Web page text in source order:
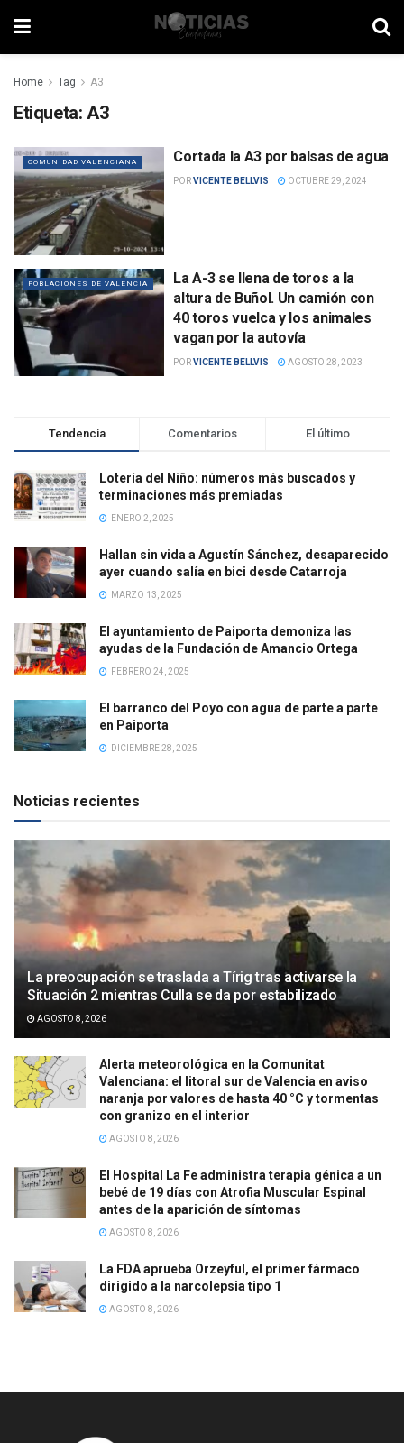
Home Tag A3
Etiqueta: A3
COMUNIDAD VALENCIANA Cortada la A3 por balsas de agua
PORVICENTE BELLVIS OCTUBRE 29, 2024
POBLACIONES DE VALENCIA
La A-3 se llena de toros a la
altura de Buñol. Un camión con
40 toros vuelca y los animales
vagan por la autovía
PORVICENTE BELLVIS AGOSTO 28, 2023
Tendencia Comentarios El último
Lotería del Niño: números más buscados y
terminaciones más premiadas
ENERO 2, 2025
Hallan sin vida a Agustín Sánchez, desaparecido
ayer cuando salía en bici desde Catarroja
MARZO 13, 2025
El ayuntamiento de Paiporta demoniza las
ayudas de la Fundación de Amancio Ortega
FEBRERO 24, 2025
El barranco del Poyo con agua de parte a parte
en Paiporta
DICIEMBRE 28, 2025
Noticias recientes
La preocupación se traslada a Tírig tras activarse la
Situación 2 mientras Culla se da por estabilizado
AGOSTO 8, 2026
Alerta meteorológica en la Comunitat
Valenciana: el litoral sur de Valencia en aviso
naranja por valores de hasta 40 °C y tormentas
con granizo en el interior
AGOSTO 8, 2026
El Hospital La Fe administra terapia génica a un
bebé de 19 días con Atrofia Muscular Espinal
antes de la aparición de síntomas
AGOSTO 8, 2026
La FDA aprueba Orzeyful, el primer fármaco
dirigido a la narcolepsia tipo 1
AGOSTO 8, 2026